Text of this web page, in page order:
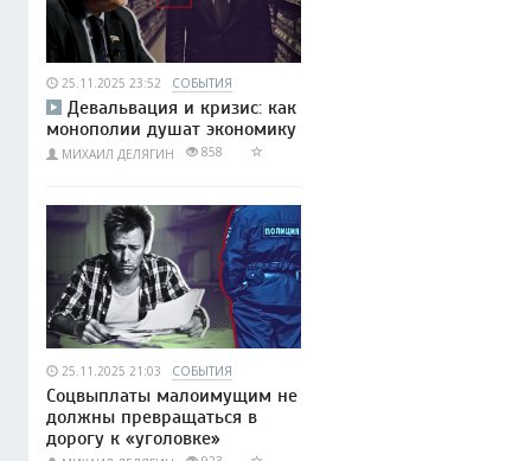
25.11.2025 23:52 СОБЫТИЯ
Девальвация и кризис: как
монополии душат экономику
МИХАИЛ ДЕЛЯГИН 858
25.11.2025 21:03 СОБЫТИЯ
Соцвыплаты малоимущим не
должны превращаться в
дорогу к «уголовке»